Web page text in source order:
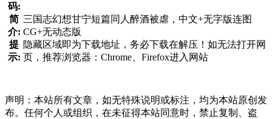
码:
简
介:
三国志幻想甘宁短篇同人醉酒被虐，中文+无字版连图
CG+无动态版
提
示:
隐藏区域即为下载地址，务必下载在解压！如无法打开网
页，推荐浏览器：Chrome、Firefox进入网站
声明：本站所有文章，如无特殊说明或标注，均为本站原创发
布。任何个人或组织，在未征得本站同意时，禁止复制、盗